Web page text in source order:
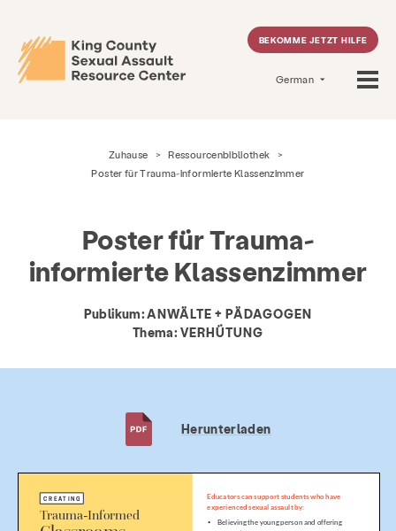
BEKOMME JETZT HILFE
German
Zuhause > Ressourcenbibliothek
>
Poster für Trauma-informierte Klassenzimmer
Poster für Trauma-
informierte Klassenzimmer
Publikum:ANWÄLTE + PÄDAGOGEN
Thema: VERHÜTUNG
Herunterladen